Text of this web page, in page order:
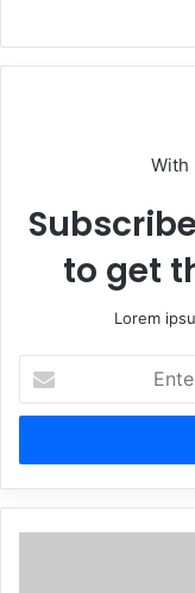
With
to get
Lorem
your
Email